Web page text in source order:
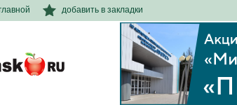
добавить в закладки